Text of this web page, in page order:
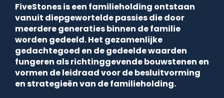
FiveStones is een familieholding ontstaan
vanuit diepgewortelde passies die door
meerdere generaties binnen de familie
worden gedeeld. Het gezamenlijke
gedachtegoed en de gedeelde waarden
fungeren als richtinggevende bouwstenen en
vormen de leidraad voor de besluitvorming
en strategieën van de familieholding.